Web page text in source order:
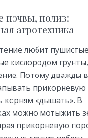
почвы, полив:
агротехника
любит
кислородом
Потому дважды
прикорневую
корням «дышать». В
можно мотыжить
прикорневую